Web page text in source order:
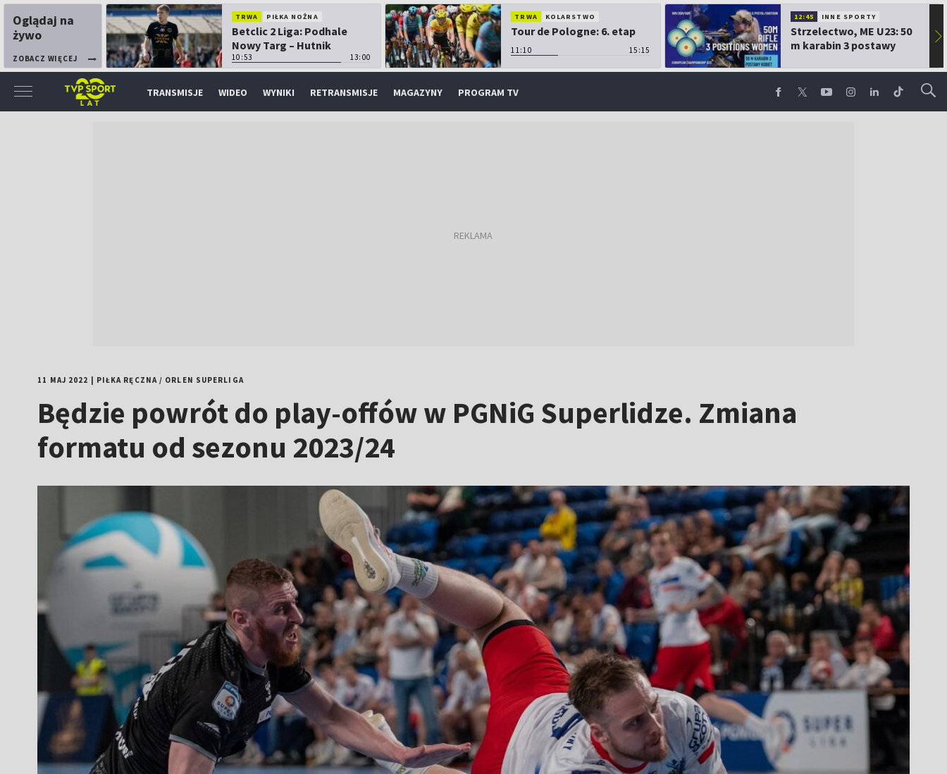
Oglądaj na
żywo
ZOBACZ WIĘCEJ
TRWA PIŁKA NOŻNA
Betclic 2 Liga: Podhale
Nowy Targ – Hutnik
Kraków
10:53 13:00
TRWA KOLARSTWO
Tour de Pologne: 6. etap
11:10 15:15
12:45 INNE SPORTY
Strzelectwo, ME U23: 50
m karabin 3 postawy
▶
TRANSMISJE WIDEO WYNIKI RETRANSMISJE MAGAZYNY PROGRAM TV
11 MAJ 2022 PIŁKA RĘCZNA/ ORLEN SUPERLIGA
Będzie powrót do play-offów w PGNiG Superlidze. Zmiana
formatu od sezonu 2023/24